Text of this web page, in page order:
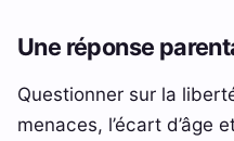
Une réponse
Questionner sur la
menaces, l’écart d’âge